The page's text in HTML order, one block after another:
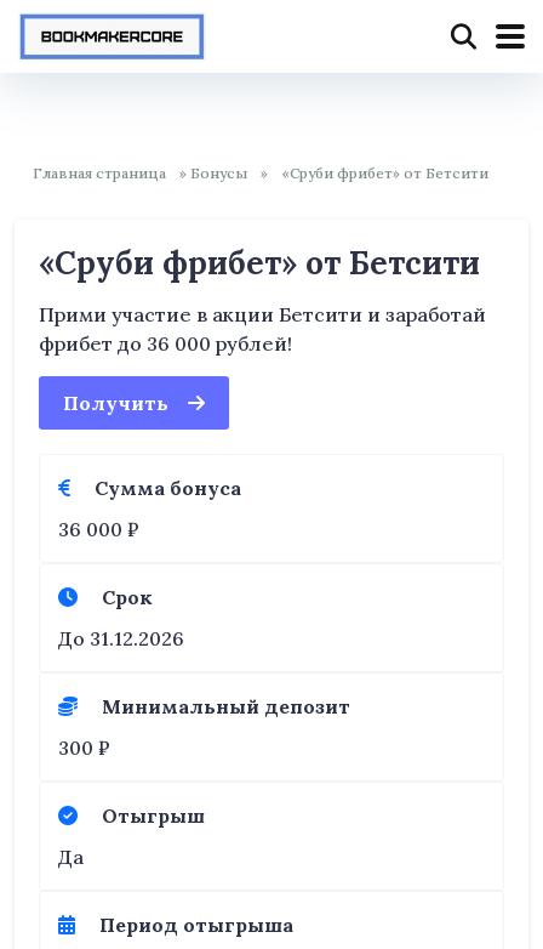
Главная страница » Бонусы » «Сруби фрибет» от Бетсити
«Сруби фрибет» от Бетсити
Прими участие в акции Бетсити и заработай
фрибет до 36 000 рублей!
Получить
Сумма бонуса
36 000 ₽
Срок
До 31.12.2026
Минимальный депозит
300 ₽
Отыгрыш
Да
Период отыгрыша
Содержание
На веб-сайт